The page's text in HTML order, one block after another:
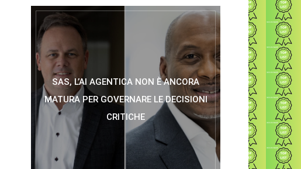
SAS, L’AI AGENTICA NON È ANCORA
MATURA PER GOVERNARE LE DECISIONI
CRITICHE